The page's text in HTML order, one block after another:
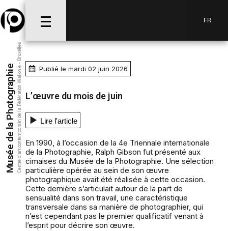
Musée de la PhotographieCentre d’art contemporain de la Fédération Wallonie - Bruxelles
FR
Publié le mardi 02 juin 2026
L’œuvre du mois de juin
Lire l'article
En 1990, à l’occasion de la 4e Triennale internationale
de la Photographie, Ralph Gibson fut présenté aux
cimaises du Musée de la Photographie. Une sélection
particulière opérée au sein de son œuvre
photographique avait été réalisée à cette occasion.
Cette dernière s’articulait autour de la part de
sensualité dans son travail, une caractéristique
transversale dans sa manière de photographier, qui
n’est cependant pas le premier qualificatif venant à
l’esprit pour décrire son œuvre.